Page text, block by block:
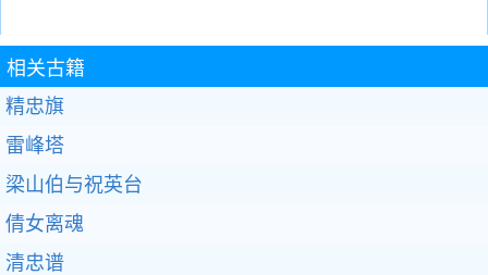
相关古籍
精忠旗
雷峰塔
梁山伯与祝英台
倩女离魂
清忠谱